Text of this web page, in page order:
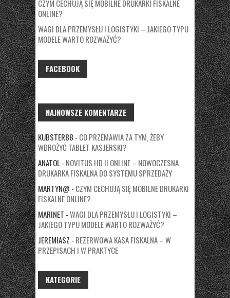
CZYM CECHUJĄ SIĘ MOBILNE DRUKARKI FISKALNE
ONLINE?
WAGI DLA PRZEMYSŁU I LOGISTYKI – JAKIEGO TYPU
MODELE WARTO ROZWAŻYĆ?
FACEBOOK
NAJNOWSZE KOMENTARZE
KUBSTER88 - CO PRZEMAWIA ZA TYM, ŻEBY
WDROŻYĆ TABLET KASJERSKI?
ANATOL- NOVITUS HD II ONLINE – NOWOCZESNA
DRUKARKA FISKALNA DO SYSTEMU SPRZEDAŻY
MARTYN@ - CZYM CECHUJĄ SIĘ MOBILNE DRUKARKI
FISKALNE ONLINE?
MARINET -WAGI DLA PRZEMYSŁU I LOGISTYKI –
JAKIEGO TYPU MODELE WARTO ROZWAŻYĆ?
JEREMIASZ - REZERWOWA KASA FISKALNA – W
PRZEPISACH I W PRAKTYCE
KATEGORIE